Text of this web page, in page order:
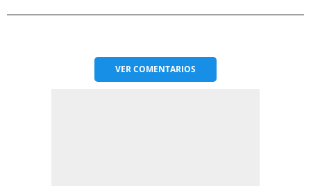
VERCOMENTARIOS